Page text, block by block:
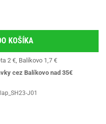
KOŠÍKA
2 €, Balíkovo 1,7 €
cez Balíkovo nad 35€
J01